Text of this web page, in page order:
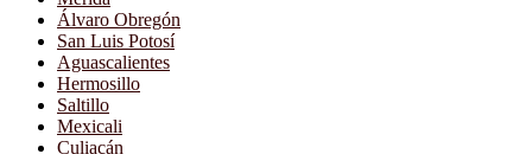
Álvaro Obregón
San Luis Potosí
Aguascalientes
Hermosillo
Saltillo
Mexicali
Culiacán